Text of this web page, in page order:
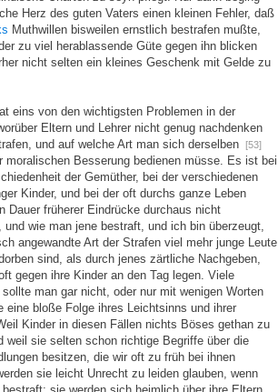
Herz des guten Vaters einen kleinen Fehler, daß
Muthwillen bisweilen ernstlich bestrafen mußte,
zu viel herablassende Güte gegen ihn blicken
nicht selten ein kleines Geschenk mit Gelde zu
eins von den wichtigsten Problemen in der
Eltern und Lehrer nicht genug nachdenken
und auf welche Art man sich derselben
[53]
moralischen Besserung bedienen müsse. Es ist bei
der Gemüther, bei der verschiedenen
Kinder, und bei der oft durchs ganze Leben
Dauer früherer Eindrücke durchaus nicht
und wie man jene bestraft, und ich bin überzeugt,
angewandte Art der Strafen viel mehr junge Leute
sind, als durch jenes zärtliche Nachgeben,
gegen ihre Kinder an den Tag legen. Viele
man gar nicht, oder nur mit wenigen Worten
eine bloße Folge ihres Leichtsinns und ihrer
Kinder in diesen Fällen nichts Böses gethan zu
weil sie selten schon richtige Begriffe über die
besitzen, die wir oft zu früh bei ihnen
sie leicht Unrecht zu leiden glauben, wenn